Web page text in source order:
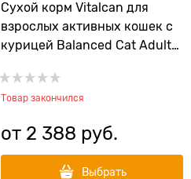
Сухой корм Vitalcan для
взрослых активных кошек с
курицей Balanced Cat Adult
Rice
Товар закончился
от 2 388 руб.
Выбрать